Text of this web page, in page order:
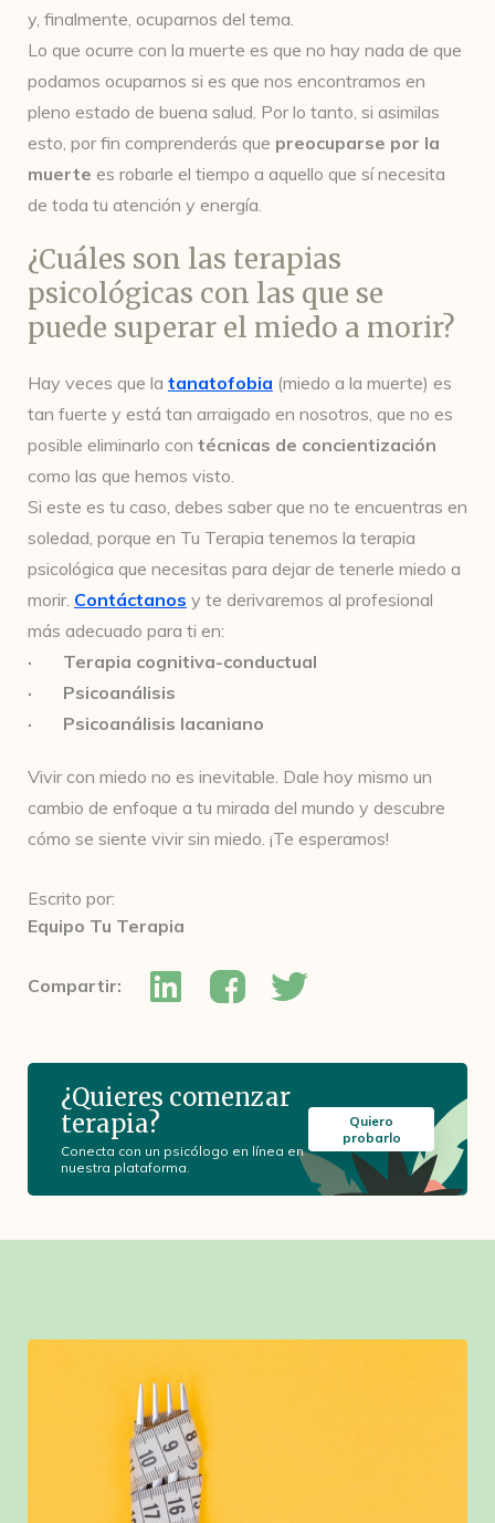
y, finalmente, ocuparnos del tema.
Lo que ocurre con la muerte es que no hay nada de que
podamos ocuparnos si es que nos encontramos en
pleno estado de buena salud. Por lo tanto, si asimilas
esto, por fin comprenderás que preocuparse por la
muerte es robarle el tiempo a aquello que sí necesita
de toda tu atención y energía.
¿Cuáles son las terapias
psicológicas con las que se
puede superar el miedo a morir?
Hay veces que la tanatofobia (miedo a la muerte) es
tan fuerte y está tan arraigado en nosotros, que no es
posible eliminarlo con técnicas de concientización
como las que hemos visto.
Si este es tu caso, debes saber que no te encuentras en
soledad, porque en Tu Terapia tenemos la terapia
psicológica que necesitas para dejar de tenerle miedo a
morir. Contáctanos y te derivaremos al profesional
más adecuado para ti en:
· Terapia cognitiva-conductual
· Psicoanálisis
· Psicoanálisis lacaniano
Vivir con miedo no es inevitable. Dale hoy mismo un
cambio de enfoque a tu mirada del mundo y descubre
cómo se siente vivir sin miedo. ¡Te esperamos!
Escrito por:
Equipo Tu Terapia
Compartir:
¿Quieres comenzar
terapia?
Conecta con un psicólogo en línea en
nuestra plataforma.
Quiero
probarlo